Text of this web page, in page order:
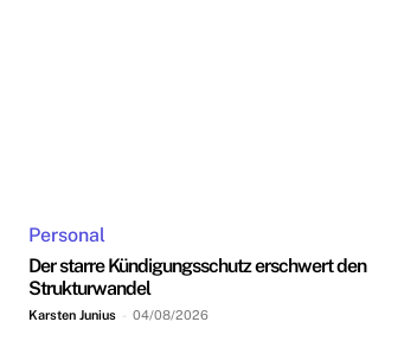
Personal
Der starre Kündigungsschutz erschwert den
Strukturwandel
Karsten Junius - 04/08/2026